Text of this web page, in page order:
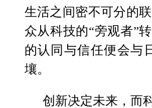
生活之间密不可分的
众从科技的“旁观者”
的认同与信任便会与
壤。
创新决定未来，而